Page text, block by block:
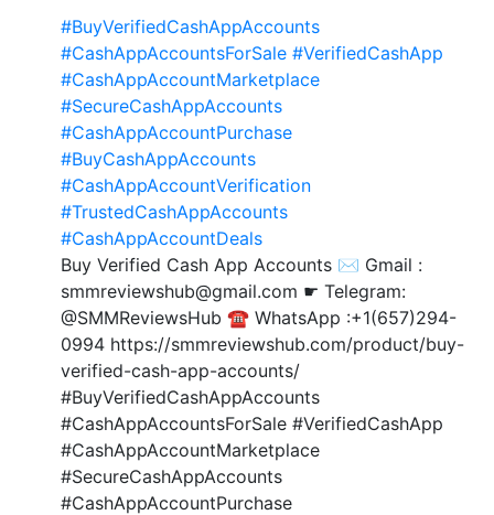
#BuyVerifiedCashAppAccounts
#CashAppAccountsForSale #VerifiedCashApp
#CashAppAccountMarketplace
#SecureCashAppAccounts
#CashAppAccountPurchase
#BuyCashAppAccounts
#CashAppAccountVerification
#TrustedCashAppAccounts
#CashAppAccountDeals
Buy Verified Cash App Accounts ✉️ Gmail :
smmreviewshub@gmail.com ☛ Telegram:
@SMMReviewsHub ☎️ WhatsApp :+1(657)294-
0994 https://smmreviewshub.com/product/buy-
verified-cash-app-accounts/
#BuyVerifiedCashAppAccounts
#CashAppAccountsForSale #VerifiedCashApp
#CashAppAccountMarketplace
#SecureCashAppAccounts
#CashAppAccountPurchase